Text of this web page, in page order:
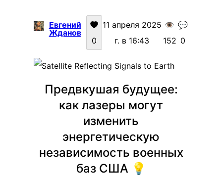
Евгений
Жданов
0
11 апреля 2025
г. в 16:43
👁️
152
💬
0
Предвкушая будущее:
как лазеры могут
изменить
энергетическую
независимость военных
баз США 💡